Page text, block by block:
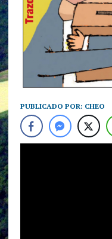
PUBLICADO POR: CHEO